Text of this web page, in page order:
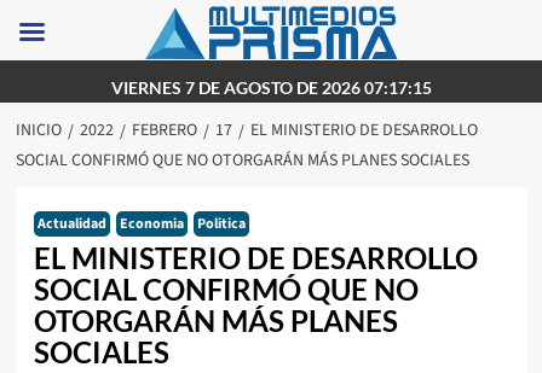
al
contenido
VIERNES 7 DE AGOSTO DE 2026 07:17:15
INICIO 2022 FEBRERO 17
EL MINISTERIO DE DESARROLLO
SOCIAL CONFIRMÓ QUE NO OTORGARÁN MÁS PLANES SOCIALES
Actualidad Economia Politica
EL MINISTERIO DE DESARROLLO
SOCIAL CONFIRMÓ QUE NO
OTORGARÁN MÁS PLANES
SOCIALES